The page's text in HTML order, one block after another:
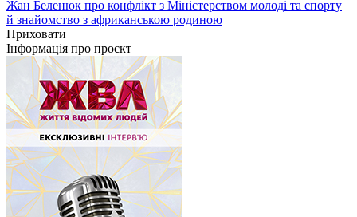
Жан Беленюк про конфлікт з Міністерством молоді та спорту
й знайомство з африканською родиною
Приховати
Інформація про проєкт